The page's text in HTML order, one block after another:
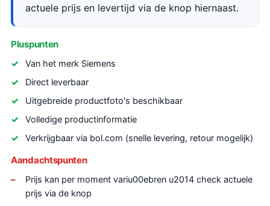
actuele prijs en levertijd via de knop hiernaast.
Pluspunten
Van het merk Siemens
Direct leverbaar
Uitgebreide productfoto's beschikbaar
Volledige productinformatie
Verkrijgbaar via bol.com (snelle levering, retour mogelijk)
Aandachtspunten
Prijs kan per moment variu00ebren u2014 check actuele
prijs via de knop